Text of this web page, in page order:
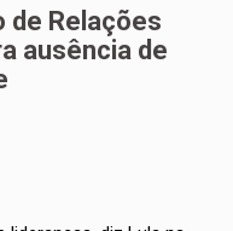
de Relações
ausência de